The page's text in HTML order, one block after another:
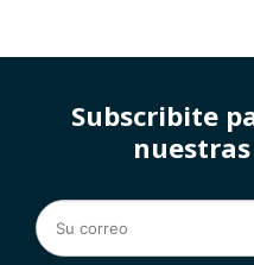
Subscribite